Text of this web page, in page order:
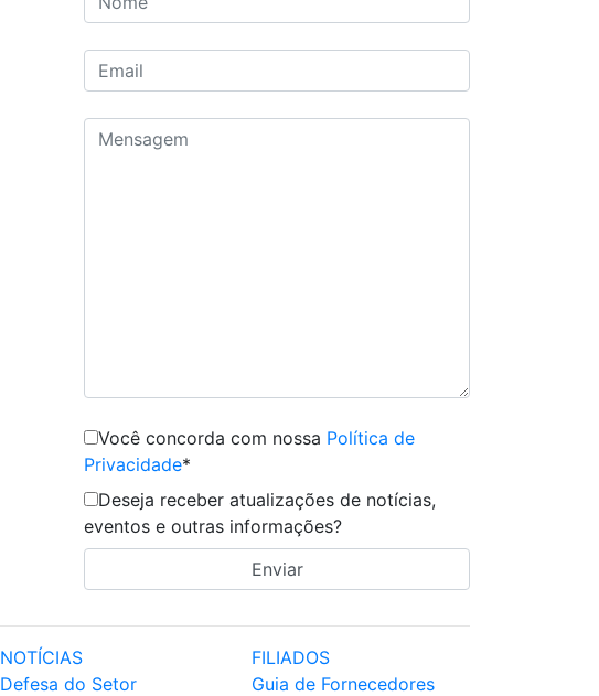
Você concorda com nossa Política de
Privacidade*
Deseja receber atualizações de notícias,
eventos e outras informações?
NOTÍCIAS
Defesa do Setor
FILIADOS
Guia de Fornecedores